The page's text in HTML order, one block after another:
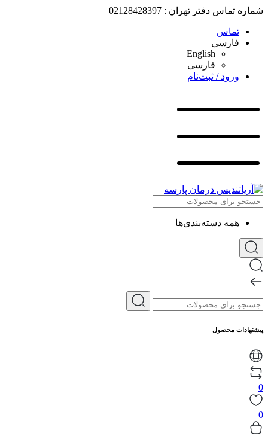
شماره تماس دفتر تهران : 02128428397
تماس
فارسی
English
فارسی
ورود / ثبت‌نام
همه دسته‌بندی‌ها
پیشنهادات محصول
0
0